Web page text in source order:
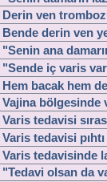
"Tedavi olsan da
Bende derin ven
Hem bacak hem
Vajina bölgesinde
"Senin ana
"Sende iç varis
Derin ven
Varis tedavisi
Varis tedavisi
Varis tedavisinde